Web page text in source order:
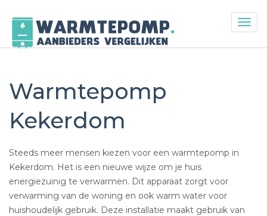
content
Warmtepomp
Kekerdom
Steeds meer mensen kiezen voor een warmtepomp in
Kekerdom. Het is een nieuwe wijze om je huis
energiezuinig te verwarmen. Dit apparaat zorgt voor
verwarming van de woning en ook warm water voor
huishoudelijk gebruik. Deze installatie maakt gebruik van